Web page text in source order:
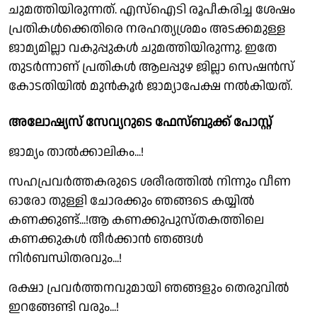
ചുമത്തിയിരുന്നത്. എസ്ഐടി രൂപീകരിച്ച ശേഷം
പ്രതികൾക്കെതിരെ നരഹത്യശ്രമം അടക്കമുള്ള
ജാമ്യമില്ലാ വകുപ്പുകൾ ചുമത്തിയിരുന്നു. ഇതേ
തുടർന്നാണ് പ്രതികൾ ആലപ്പുഴ ജില്ലാ സെഷൻസ്
കോടതിയിൽ മുൻകൂർ ജാമ്യാപേക്ഷ നൽകിയത്.
അലോഷ്യസ് സേവ്യറുടെ ഫേസ്ബുക്ക് പോസ്റ്റ്
ജാമ്യം താൽക്കാലികം...!
സഹപ്രവർത്തകരുടെ ശരീരത്തിൽ നിന്നും വീണ
ഓരോ തുള്ളി ചോരക്കും ഞങ്ങടെ കയ്യിൽ
കണക്കുണ്ട്...!ആ കണക്കുപുസ്തകത്തിലെ
കണക്കുകൾ തീർക്കാൻ ഞങ്ങൾ
നിർബന്ധിതരവും...!
രക്ഷാ പ്രവർത്തനവുമായി ഞങ്ങളും തെരുവിൽ
ഇറങ്ങേണ്ടി വരും...!